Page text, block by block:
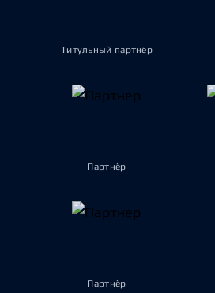
Титульный партнёр
Партнёр
Партнёр